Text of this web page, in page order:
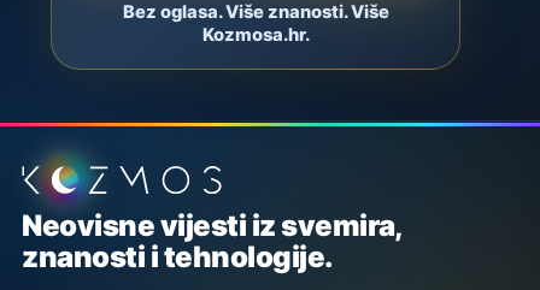
Bez oglasa. Više znanosti. Više
Kozmosa.hr.
Podnožje stranice
Neovisne vijesti iz svemira,
znanosti i tehnologije.